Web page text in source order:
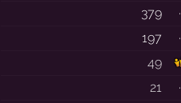
379
·
197
·
49
21
·